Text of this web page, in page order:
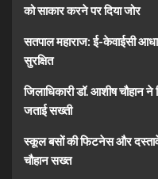
को साकार करने पर दिया जोर
सतपाल महाराज: ई-केवाईसी
सुरक्षित
जिलाधिकारी डॉ. आशीष चौहान ने
जताई सख्ती
स्कूल बसों की फिटनेस और
चौहान सख्त